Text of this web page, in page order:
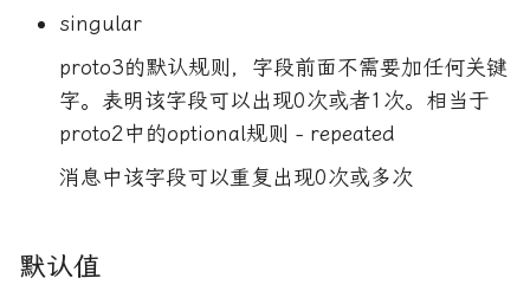
singular
proto3的默认规则，字段前面不需要加任何关键
字。表明该字段可以出现0次或者1次。相当于
proto2中的optional规则 - repeated
消息中该字段可以重复出现0次或多次
默认值